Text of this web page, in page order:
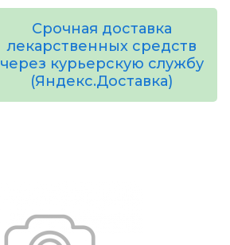
Срочная доставка
лекарственных средств
через курьерскую службу
(Яндекс.Доставка)